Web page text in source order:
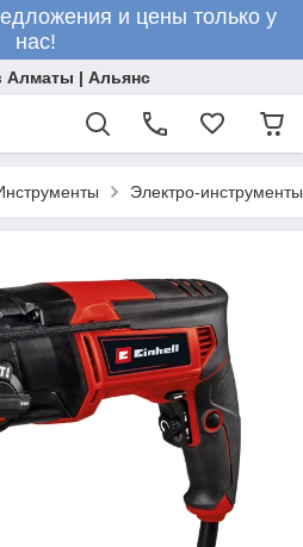
и цены только у
нас!
Алматы | Альянс
Электро-